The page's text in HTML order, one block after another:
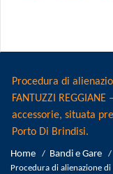
Procedura di
FANTUZZI
accessorie, situata
Porto Di Brindisi.
Home / Bandi e Gare /
Procedura di alienazione di